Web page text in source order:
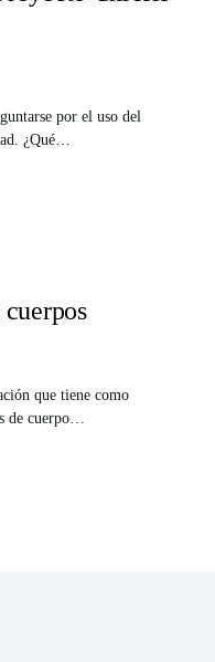
por el uso del
¿Qué…
que tiene como
de cuerpo…